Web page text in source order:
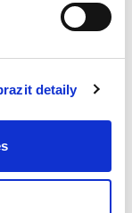
detaily
světě
na